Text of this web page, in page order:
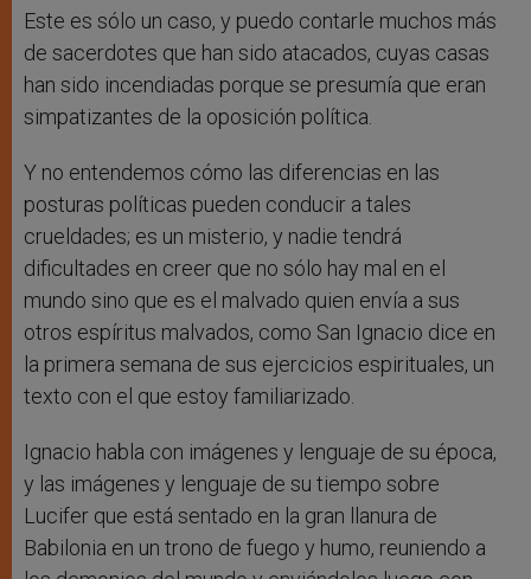
Este es sólo un caso, y puedo contarle muchos más
de sacerdotes que han sido atacados, cuyas casas
han sido incendiadas porque se presumía que eran
simpatizantes de la oposición política.
Y no entendemos cómo las diferencias en las
posturas políticas pueden conducir a tales
crueldades; es un misterio, y nadie tendrá
dificultades en creer que no sólo hay mal en el
mundo sino que es el malvado quien envía a sus
otros espíritus malvados, como San Ignacio dice en
la primera semana de sus ejercicios espirituales, un
texto con el que estoy familiarizado.
Ignacio habla con imágenes y lenguaje de su época,
y las imágenes y lenguaje de su tiempo sobre
Lucifer que está sentado en la gran llanura de
Babilonia en un trono de fuego y humo, reuniendo a